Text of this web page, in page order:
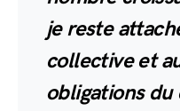
je reste
collective et
obligations